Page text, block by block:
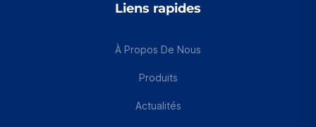
Liens rapides
À Propos De Nous
Produits
Actualités